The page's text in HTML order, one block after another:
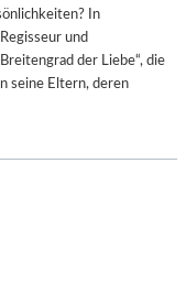
In
und
der Liebe“, die
seine Eltern, deren